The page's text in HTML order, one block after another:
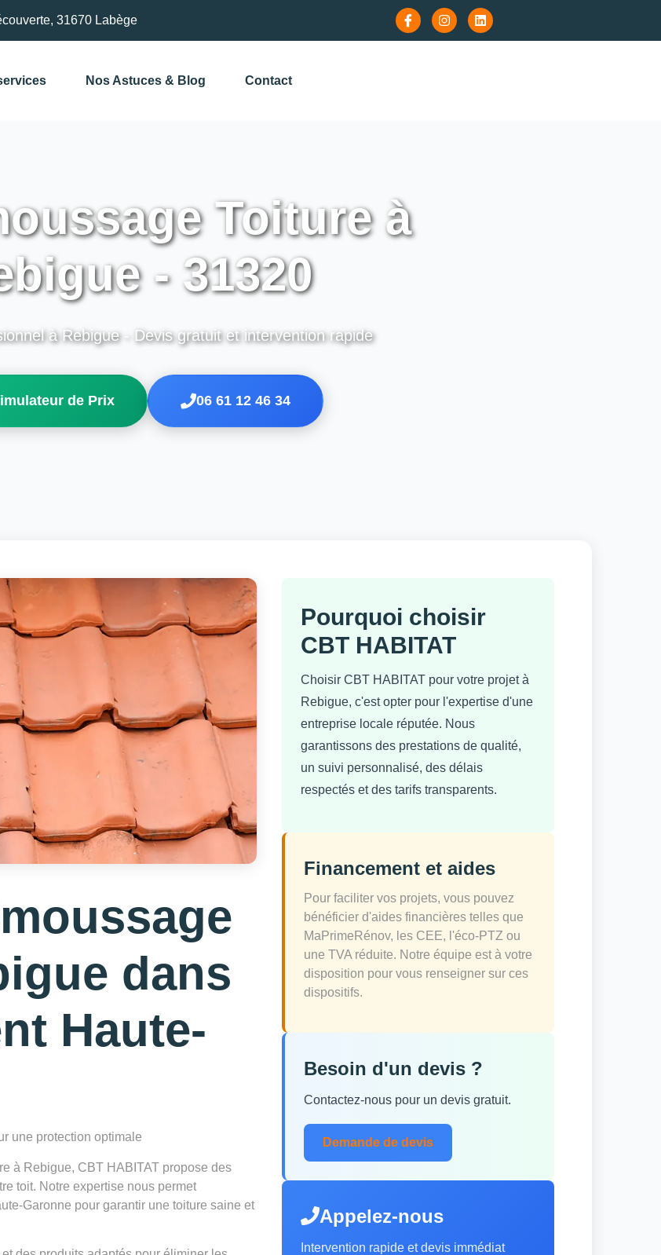
31670 Labège
Nos Astuces & Blog Contact
Toiture à
- 31320
à Rebigue - Devis gratuit et intervention rapide
de Prix 06 61 12 46 34
dans
Haute-
une protection optimale
à Rebigue, CBT HABITAT propose des
toit. Notre expertise nous permet
Garonne pour garantir une toiture saine et
Pourquoi choisir
CBT HABITAT
Choisir CBT HABITAT pour votre projet à
Rebigue, c'est opter pour l'expertise d'une
entreprise locale réputée. Nous
garantissons des prestations de qualité,
un suivi personnalisé, des délais
respectés et des tarifs transparents.
Financement et aides
Pour faciliter vos projets, vous pouvez
bénéficier d'aides financières telles que
MaPrimeRénov, les CEE, l'éco-PTZ ou
une TVA réduite. Notre équipe est à votre
disposition pour vous renseigner sur ces
dispositifs.
Besoin d'un devis ?
Contactez-nous pour un devis gratuit.
Demande de devis
Appelez-nous
Intervention rapide et devis immédiat